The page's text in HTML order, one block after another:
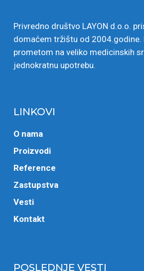
Privredno društvo LAYON d.o.o.
domaćem tržištu od 2004.godine.
prometom na veliko medicinskih
jednokratnu upotrebu.
LINKOVI
O nama
Proizvodi
Reference
Zastupstva
Vesti
Kontakt
POSLEDNJE VESTI